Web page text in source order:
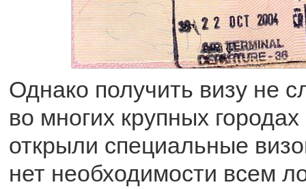
Однако получить визу не
во многих крупных
открыли специальные
нет необходимости всем